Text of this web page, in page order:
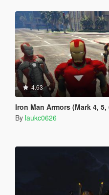
4.63
Iron Man Armors (Mark 4,
By laukc0626